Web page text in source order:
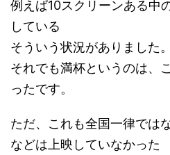
例えば10スクリーンある中
している
そういう状況がありました。
それでも満杯というのは、
ったです。
ただ、これも全国一律では
などは上映していなかった